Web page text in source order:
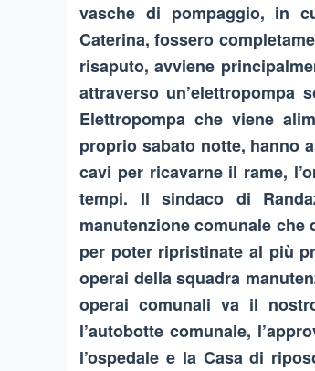
vasche di pompaggio, in
Caterina, fossero
risaputo, avviene
attraverso un’elettropompa
Elettropompa che viene
proprio sabato notte, hanno
cavi per ricavarne il rame,
tempi. Il sindaco di
manutenzione comunale che
per poter ripristinate al più
operai della squadra
operai comunali va il
l’autobotte comunale,
l’ospedale e la Casa di